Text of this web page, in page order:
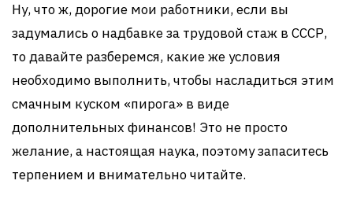
Ну, что ж, дорогие мои работники, если вы
задумались о надбавке за трудовой стаж в СССР,
то давайте разберемся, какие же условия
необходимо выполнить, чтобы насладиться этим
смачным куском «пирога» в виде
дополнительных финансов! Это не просто
желание, а настоящая наука, поэтому запаситесь
терпением и внимательно читайте.